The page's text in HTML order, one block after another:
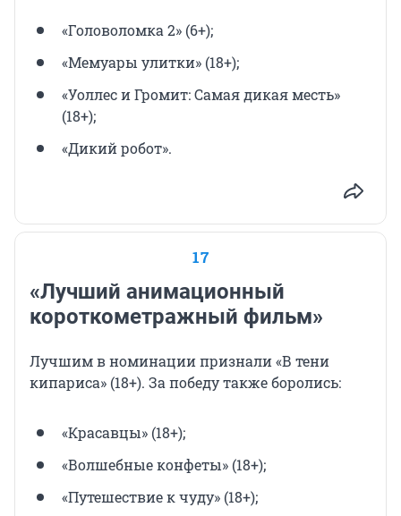
«Головоломка 2» (6+);
«Мемуары улитки» (18+);
«Уоллес и Громит: Самая дикая месть»
(18+);
«Дикий робот».
17
«Лучший анимационный
короткометражный фильм»
Лучшим в номинации признали «В тени
кипариса» (18+). За победу также боролись:
«Красавцы» (18+);
«Волшебные конфеты» (18+);
«Путешествие к чуду» (18+);